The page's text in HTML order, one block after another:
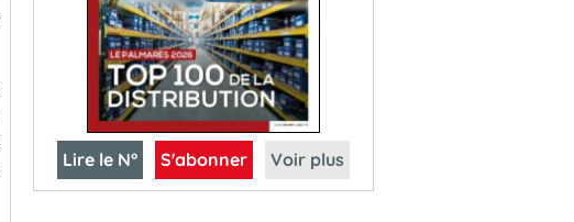
Lire le N° S'abonner Voir plus